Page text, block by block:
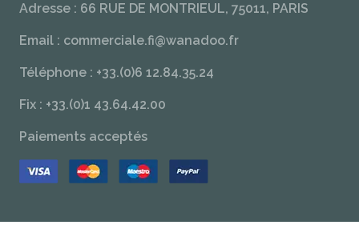
Adresse : 66 RUE DE MONTRIEUL, 75011, PARIS
Email : commerciale.fi@wanadoo.fr
Téléphone : +33.(0)6 12.84.35.24
Fix : +33.(0)1 43.64.42.00
Paiements acceptés